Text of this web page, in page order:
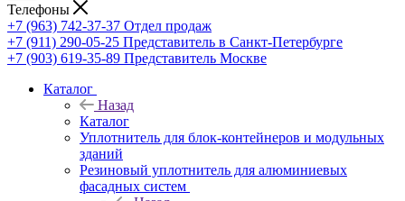
Телефоны
+7 (963) 742-37-37 Отдел продаж
+7 (911) 290-05-25 Представитель в Санкт-Петербурге
+7 (903) 619-35-89 Представитель Москве
Каталог
Назад
Каталог
Уплотнитель для блок-контейнеров и модульных
зданий
Резиновый уплотнитель для алюминиевых
фасадных систем